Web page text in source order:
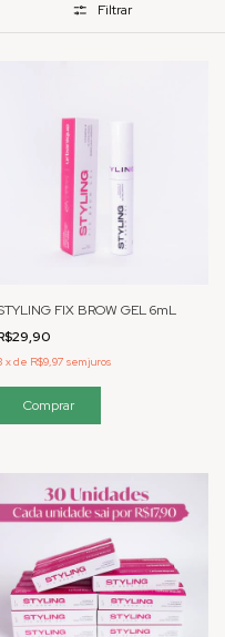
Filtrar
FIX BROW GEL 6mL
xde R$9,97 sem juros